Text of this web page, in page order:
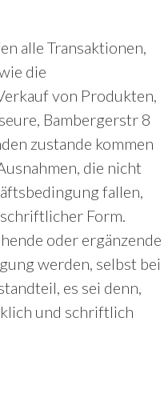
alle Transaktionen,
die
von Produkten,
Bambergerstr 8
zustande kommen
die nicht
fallen,
Form.
oder ergänzende
werden, selbst bei
es sei denn,
und schriftlich